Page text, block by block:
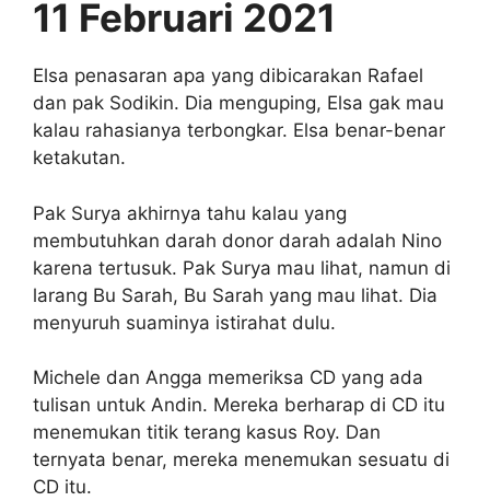
11 Februari 2021
Elsa penasaran apa yang dibicarakan Rafael
dan pak Sodikin. Dia menguping, Elsa gak mau
kalau rahasianya terbongkar. Elsa benar-benar
ketakutan.
Pak Surya akhirnya tahu kalau yang
membutuhkan darah donor darah adalah Nino
karena tertusuk. Pak Surya mau lihat, namun di
larang Bu Sarah, Bu Sarah yang mau lihat. Dia
menyuruh suaminya istirahat dulu.
Michele dan Angga memeriksa CD yang ada
tulisan untuk Andin. Mereka berharap di CD itu
menemukan titik terang kasus Roy. Dan
ternyata benar, mereka menemukan sesuatu di
CD itu.